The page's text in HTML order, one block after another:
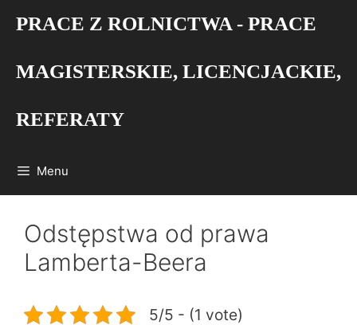
PRACE Z ROLNICTWA - PRACE
MAGISTERSKIE, LICENCJACKIE,
REFERATY
Menu
Odstępstwa od prawa
Lamberta-Beera
5/5 - (1 vote)